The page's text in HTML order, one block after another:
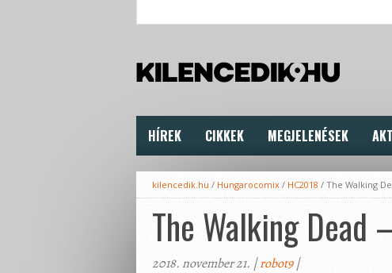
HÍREK CIKKEK MEGJELENÉSEK
kilencedik.hu / Hungarocomix / HC2018 / The Walking
The Walking Dead
2018. november 21. |robot9|